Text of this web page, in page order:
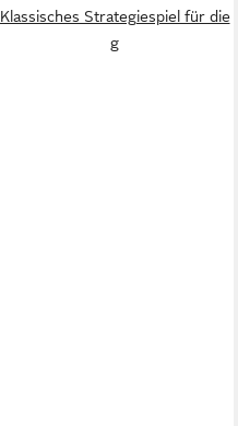
Klassisches Strategiespiel für die
g